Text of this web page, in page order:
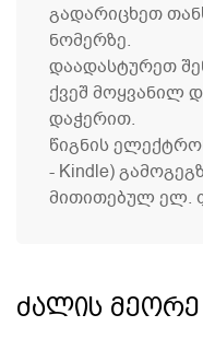
გადარიცხეთ
ნომერზე.
დაადასტურეთ
ქვეშ მოყვანილ
დაჭერით.
წიგნის
- Kindle)
მითითებულ ელ.
ძალის